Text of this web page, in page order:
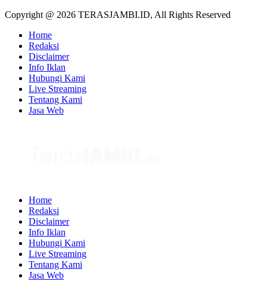
Copyright @ 2026 TERASJAMBI.ID, All Rights Reserved
Home
Redaksi
Disclaimer
Info Iklan
Hubungi Kami
Live Streaming
Tentang Kami
Jasa Web
Home
Redaksi
Disclaimer
Info Iklan
Hubungi Kami
Live Streaming
Tentang Kami
Jasa Web